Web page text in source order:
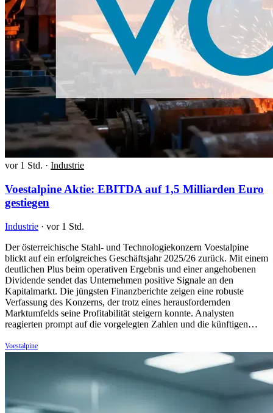
vor 1 Std. · Industrie
Voestalpine Aktie: EBITDA auf 1,5 Milliarden Euro
gestiegen
Industrie · vor 1 Std.
Der österreichische Stahl- und Technologiekonzern Voestalpine
blickt auf ein erfolgreiches Geschäftsjahr 2025/26 zurück. Mit einem
deutlichen Plus beim operativen Ergebnis und einer angehobenen
Dividende sendet das Unternehmen positive Signale an den
Kapitalmarkt. Die jüngsten Finanzberichte zeigen eine robuste
Verfassung des Konzerns, der trotz eines herausfordernden
Marktumfelds seine Profitabilität steigern konnte. Analysten
reagierten prompt auf die vorgelegten Zahlen und die künftigen…
Voestalpine